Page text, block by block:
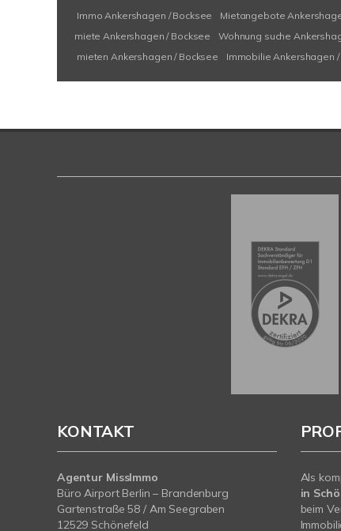
Immo Ankershagen / Bocksee Mietangebote
miete Ankershagen / Bocksee
Wohnung suche
mieten Ankershagen / Bocksee
Immobilie Ankershagen
KONTAKT
Agentur MissImmo
Büro Airport Berlin – Brandenburg
Gartenstraße 58 / Am Seegraben
12529 Schönefeld
Als
in
beim